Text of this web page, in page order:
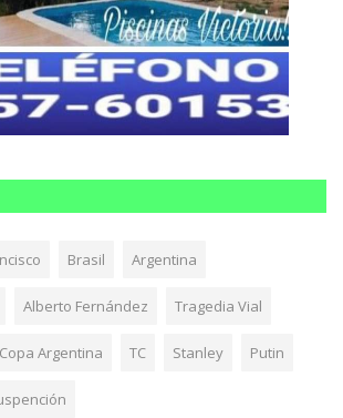
Brasil Argentina
Alberto Fernández Tragedia Vial
Copa Argentina TC Stanley Putin